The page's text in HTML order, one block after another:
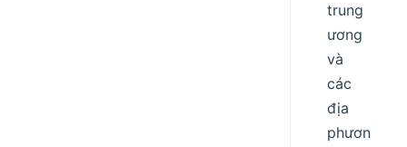
trung
ương
và
các
địa
phươn